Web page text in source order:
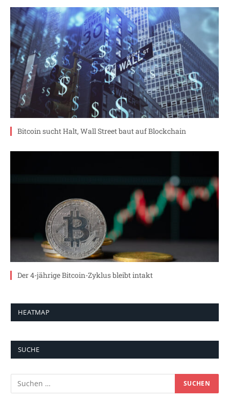
Bitcoin sucht Halt, Wall Street baut auf Blockchain
Der 4-jährige Bitcoin-Zyklus bleibt intakt
HEATMAP
SUCHE